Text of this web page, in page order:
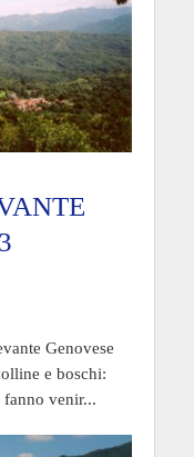
Genovese
e boschi:
fanno venir...